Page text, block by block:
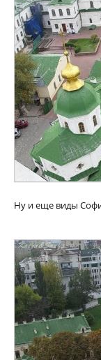
Ну и еще виды